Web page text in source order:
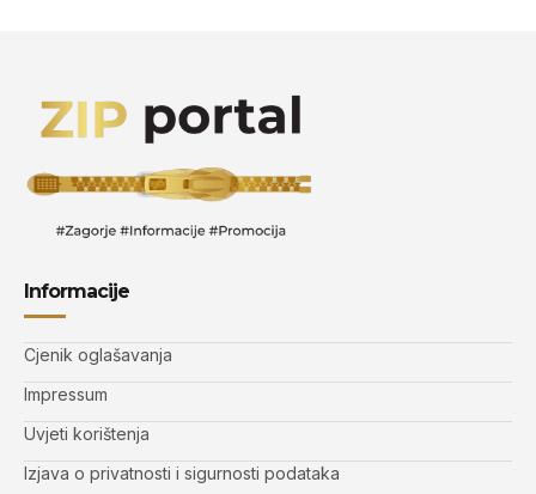
Informacije
Cjenik oglašavanja
Impressum
Uvjeti korištenja
Izjava o privatnosti i sigurnosti podataka